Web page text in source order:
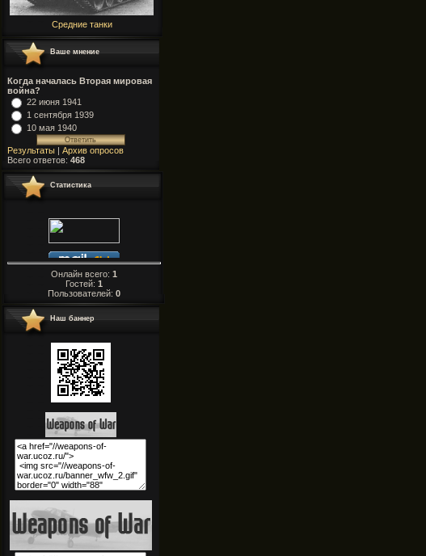
Средние танки
Ваше мнение
Когда началась Вторая мировая
война?
22 июня 1941
1 сентября 1939
10 мая 1940
Результаты | Архив опросов
Всего ответов: 468
Статистика
Онлайн всего: 1
Гостей: 1
Пользователей: 0
Наш баннер